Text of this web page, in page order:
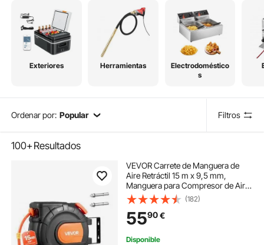
Exteriores Herramientas
Electrodoméstico
s
Ordenar por: Popular Filtros
100+Resultados
VEVOR Carrete de Manguera de
Aire Retráctil 15 m x 9,5 mm,
Manguera para Compresor de Aire
Presión Máxima de 300 PSI, con
Entrada de 1 m, Montaje en Techo o
Pared Giratorio de 180°, para Garaje
(182)
5590€
Disponible